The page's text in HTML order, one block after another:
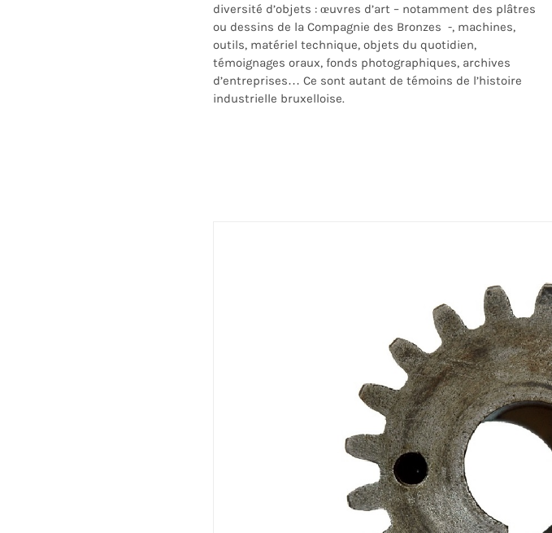
diversité d’objets : œuvres d’art – notamment des plâtres
ou dessins de la Compagnie des Bronzes -, machines,
outils, matériel technique, objets du quotidien,
témoignages oraux, fonds photographiques, archives
d’entreprises… Ce sont autant de témoins de l’histoire
industrielle bruxelloise.